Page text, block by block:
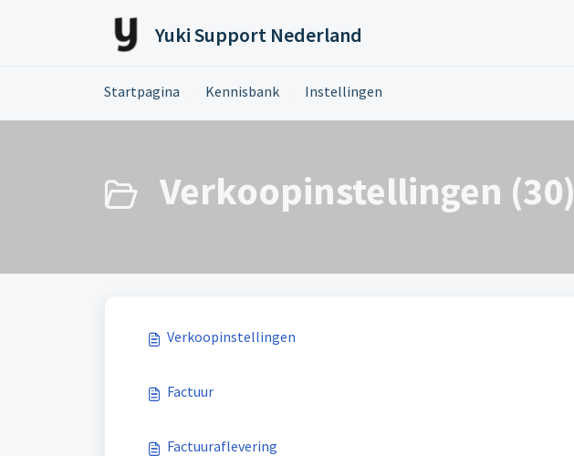
Yuki Support Nederland
Startpagina Kennisbank Instellingen
Verkoopinstellingen (30)
Verkoopinstellingen
Factuur
Factuuraflevering